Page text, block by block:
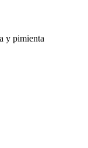
y pimienta